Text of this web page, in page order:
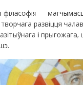
філасофія —
развіцця
і